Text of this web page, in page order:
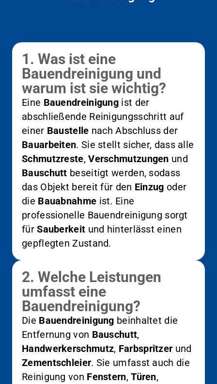
1. Was ist eine
Bauendreinigung und
warum ist sie wichtig?
Eine Bauendreinigung ist der
abschließende Reinigungsschritt auf
einer Baustelle nach Abschluss der
Bauarbeiten. Sie stellt sicher, dass alle
Schmutzreste,Verschmutzungen und
Bauschutt beseitigt werden, sodass
das Objekt bereit für den Einzug oder
die Bauabnahme ist. Eine
professionelle Bauendreinigung sorgt
fürSauberkeit und hinterlässt einen
gepflegten Zustand.
2. Welche Leistungen
umfasst eine
Bauendreinigung?
Die Bauendreinigung beinhaltet die
Entfernung von Bauschutt,
Handwerkerschmutz, Farbspritzer und
Zementschleier. Sie umfasst auch die
Reinigung von Fenstern,Türen,